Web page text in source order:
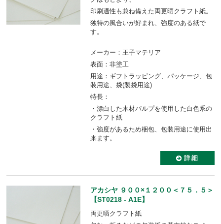
印刷適性も兼ね備えた両更晒クラフト紙。
独特の風合いが好まれ、強度のある紙で
す。
メーカー：王子マテリア
表面：非塗工
用途：ギフトラッピング、パッケージ、包
装用途、袋(製袋用途)
特長：
・漂白した木材パルプを使用した白色系の
クラフト紙
・強度があるため梱包、包装用途に使用出
来ます。
アカシヤ ９００×１２００＜７５．５＞
【ST0218 - A1E】
両更晒クラフト紙